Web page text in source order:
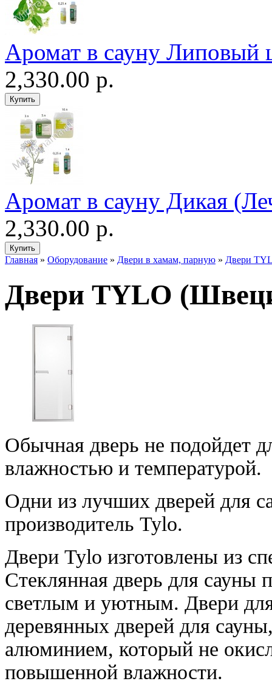
Аромат в сауну Липовый
2,330.00 р.
Аромат в сауну Дикая
2,330.00 р.
Главная » Оборудование » Двери в хамам, парную » Двери
Двери TYLO
Обычная дверь не подойдет
влажностью и температурой.
Одни из лучших дверей для
производитель Tylo.
Двери Tylo изготовлены из
Стеклянная дверь для сауны
светлым и уютным. Двери
деревянных дверей для
алюминием, который не
повышенной влажности.